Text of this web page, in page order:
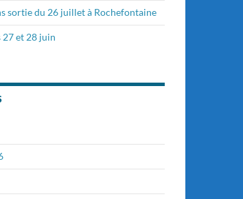
sortie du 26 juillet à Rochefontaine
27 et 28 juin